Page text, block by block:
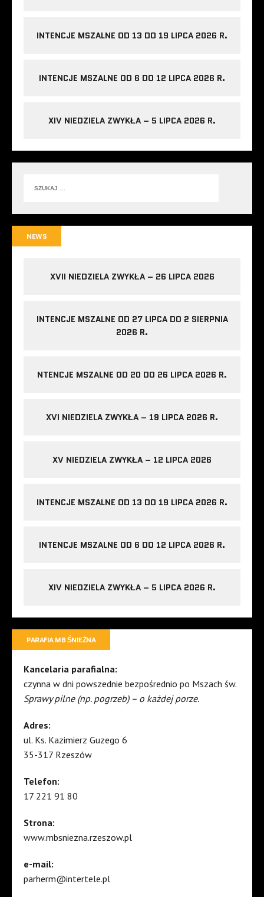
INTENCJE MSZALNE OD 13 DO 19 LIPCA 2026 R.
INTENCJE MSZALNE OD 6 DO 12 LIPCA 2026 R.
XIV NIEDZIELA ZWYKŁA – 5 LIPCA 2026 R.
NEWS
XVII NIEDZIELA ZWYKŁA – 26 LIPCA 2026
INTENCJE MSZALNE OD 27 LIPCA DO 2 SIERPNIA
2026 R.
NTENCJE MSZALNE OD 20 DO 26 LIPCA 2026 R.
XVI NIEDZIELA ZWYKŁA – 19 LIPCA 2026 R.
XV NIEDZIELA ZWYKŁA – 12 LIPCA 2026
INTENCJE MSZALNE OD 13 DO 19 LIPCA 2026 R.
INTENCJE MSZALNE OD 6 DO 12 LIPCA 2026 R.
XIV NIEDZIELA ZWYKŁA – 5 LIPCA 2026 R.
PARAFIA MB ŚNIEŻNA
Kancelaria parafialna:
czynna w dni powszednie bezpośrednio po Mszach św.
Sprawy pilne (np. pogrzeb) – o każdej porze.
Adres:
ul. Ks. Kazimierz Guzego 6
35-317 Rzeszów
Telefon:
17 221 91 80
Strona:
www.mbsniezna.rzeszow.pl
e-mail:
parherm@intertele.pl